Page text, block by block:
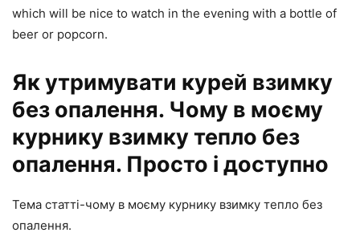
which will be nice to watch in the evening with a bottle of
beer or popcorn.
Як утримувати курей взимку
без опалення. Чому в моєму
курнику взимку тепло без
опалення. Просто і доступно
Тема статті-чому в моєму курнику взимку тепло без
опалення.